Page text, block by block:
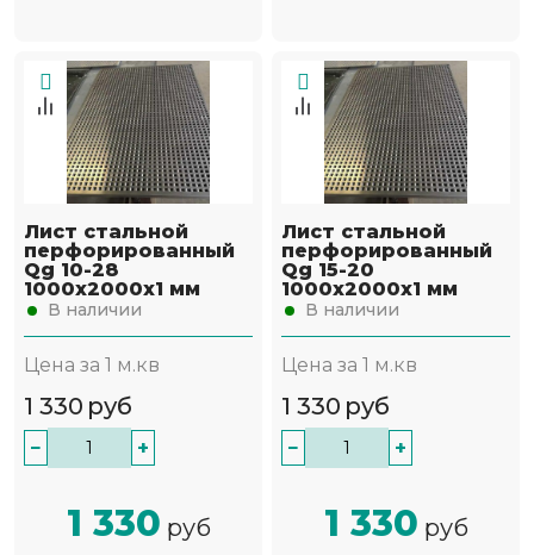
Лист стальной
перфорированный
Qg 10-28
1000х2000х1 мм
В наличии
Цена за 1 м.кв
1 330 руб
− +
1 330 руб
Лист стальной
перфорированный
Qg 15-20
1000х2000х1 мм
В наличии
Цена за 1 м.кв
1 330 руб
− +
1 330 руб